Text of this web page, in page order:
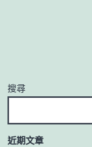
搜尋
近期文章